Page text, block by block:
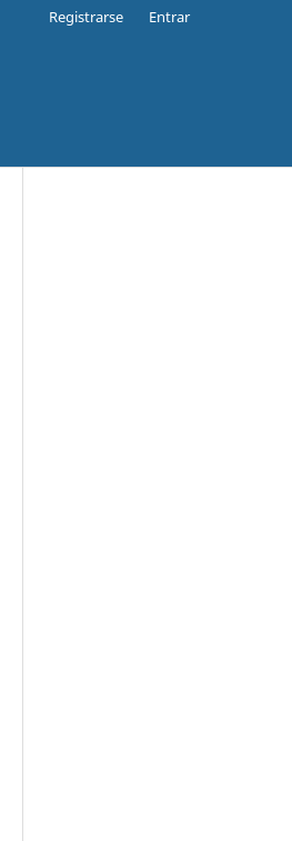
Registrarse Entrar